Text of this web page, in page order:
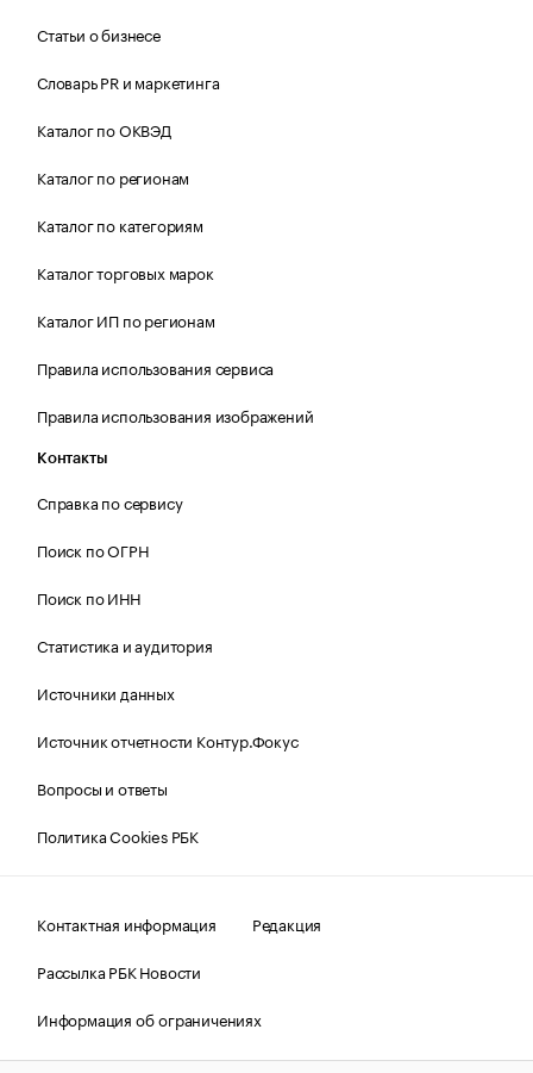
Статьи о бизнесе
Словарь PR и маркетинга
Каталог по ОКВЭД
Каталог по регионам
Каталог по категориям
Каталог торговых марок
Каталог ИП по регионам
Правила использования сервиса
Правила использования изображений
Контакты
Справка по сервису
Поиск по ОГРН
Поиск по ИНН
Статистика и аудитория
Источники данных
Источник отчетности Контур.Фокус
Вопросы и ответы
Политика Cookies РБК
Контактная информация
Редакция
Рассылка РБК Новости
Информация об ограничениях
Правовая информация
О соблюдении авторских прав